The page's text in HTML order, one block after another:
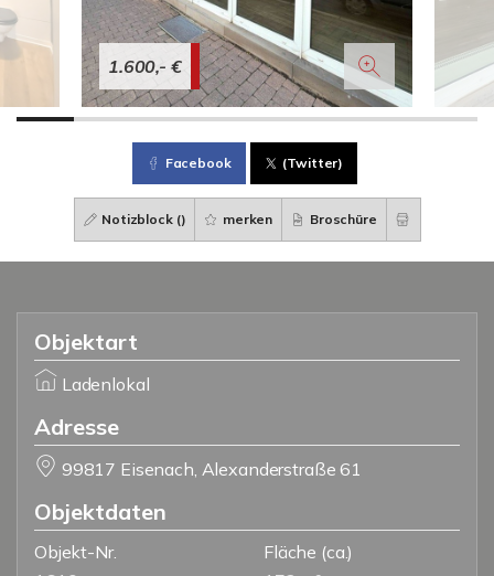
1.600,- €
Facebook (Twitter)
Notizblock () merken Broschüre
Objektart
Ladenlokal
Adresse
99817 Eisenach, Alexanderstraße 61
Objektdaten
Objekt-Nr.
Fläche (ca.)